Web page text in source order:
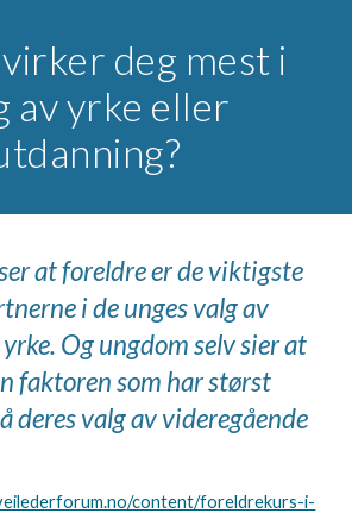
deg mest i
av yrke eller
at foreldre erde viktigste
i de unges valg av
Og ungdom selv sier at
faktoren som har størst
deres valg av videregående
content/foreldrekurs-i-